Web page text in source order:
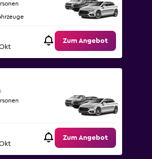
Zum Angebot
Zum Angebot